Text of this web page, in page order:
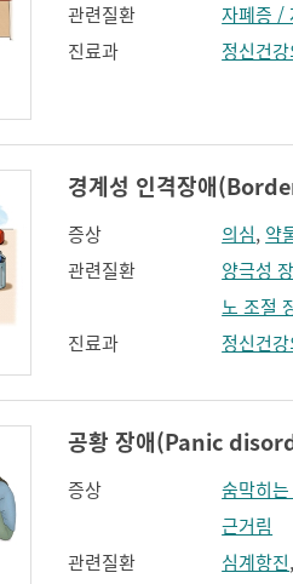
관련질환
자폐증 /
진료과
정신건
경계성 인격장애
증상 의심, 약
관련질환
양극성
노 조절
진료과
정신건
공황 장애(Panic
증상
숨막히
근거림
관련질환
심계항진